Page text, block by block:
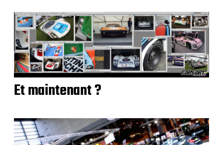
Et maintenant ?